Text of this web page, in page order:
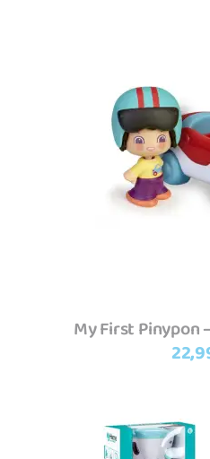
My First Pinypon